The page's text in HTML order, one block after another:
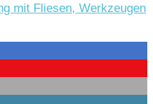
mit Fliesen, Werkzeugen